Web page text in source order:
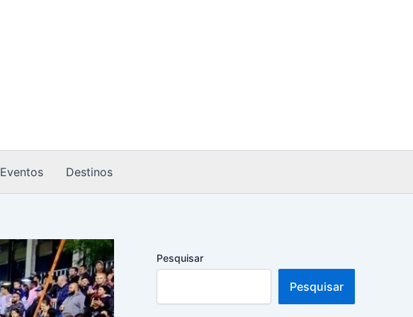
Eventos Destinos
Pesquisar
Pesquisar